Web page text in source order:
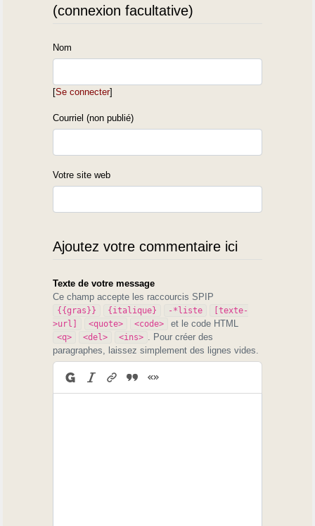
(connexion facultative)
Nom
[Se connecter]
Courriel (non publié)
Votre site web
Ajoutez votre commentaire ici
Texte de votre message
Ce champ accepte les raccourcis SPIP
{{gras}} {italique} -*liste
[texte-
>url]
<quote> <code> et le code HTML
<q> <del> <ins>
. Pour créer des
paragraphes, laissez simplement des lignes vides.